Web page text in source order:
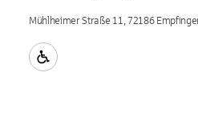
Mühlheimer Straße 11, 72186